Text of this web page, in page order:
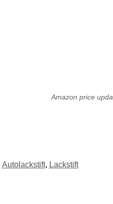
Amazon price
Autolackstift, Lackstift